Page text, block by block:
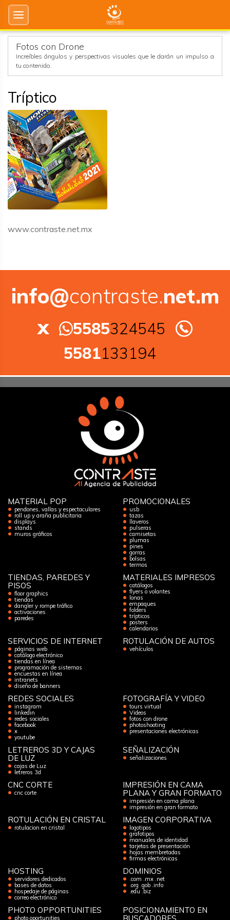
Fotos con Drone
Increíbles ángulos y perspectivas visuales que le darán un impulso a
tu contenido.
Tríptico
www.contraste.net.mx
info@contraste.net.m
x
5585324545
5581133194
MATERIAL POP
pendones, vallas y espectaculares
roll up y araña publicitaria
displays
stands
muros gráficos
PROMOCIONALES
usb
tazas
llaveros
pulseras
camisetas
plumas
pines
gorras
bolsas
termos
TIENDAS, PAREDES Y
PISOS
floor graphics
tiendas
dangler y rompe tráfico
activaciones
paredes
MATERIALES IMPRESOS
catálogos
flyers o volantes
lonas
empaques
folders
trípticos
posters
calendarios
SERVICIOS DE INTERNET
páginas web
catálogo electrónico
tiendas en línea
programación de sistemas
encuestas en línea
intranets
diseño de banners
ROTULACIÓN DE AUTOS
vehículos
REDES SOCIALES
instagram
linkedin
redes sociales
facebook
x
youtube
FOTOGRAFÍA Y VIDEO
tours virtual
Videos
fotos con drone
photoshooting
presentaciones electrónicas
LETREROS 3D Y CAJAS
DE LUZ
cajas de Luz
letreros 3d
SEÑALIZACIÓN
señalizaciones
CNC CORTE
cnc corte
IMPRESIÓN EN CAMA
PLANA Y GRAN FORMATO
impresión en cama plana
impresión en gran formato
ROTULACIÓN EN CRISTAL
rotulacion en cristal
IMAGEN CORPORATIVA
logotipos
grafotipos
manuales de identidad
tarjetas de presentación
hojas membretadas
firmas electrónicas
HOSTING
servidores dedicados
bases de datos
hospedaje de páginas
correo electrónico
DOMINIOS
.com .mx .net
.org .gob .info
.edu .biz
PHOTO OPPORTUNITIES
photo oportunities
POSICIONAMIENTO EN
BUSCADORES